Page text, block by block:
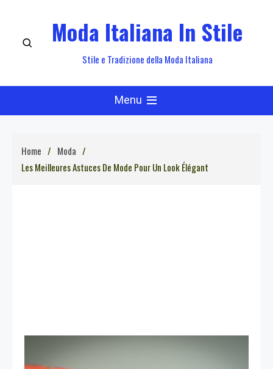
content
Moda Italiana In Stile
Stile e Tradizione della Moda Italiana
Menu
Home
Moda
Les Meilleures Astuces De Mode Pour Un Look Élégant